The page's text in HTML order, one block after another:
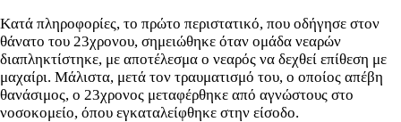
Kατά πληροφορίες, το πρώτο περιστατικό, που οδήγησε στον
θάνατο του 23χρονου, σημειώθηκε όταν ομάδα νεαρών
διαπληκτίστηκε, με αποτέλεσμα ο νεαρός να δεχθεί επίθεση με
μαχαίρι. Μάλιστα, μετά τον τραυματισμό του, ο οποίος απέβη
θανάσιμος, ο 23χρονος μεταφέρθηκε από αγνώστους στο
νοσοκομείο, όπου εγκαταλείφθηκε στην είσοδο.